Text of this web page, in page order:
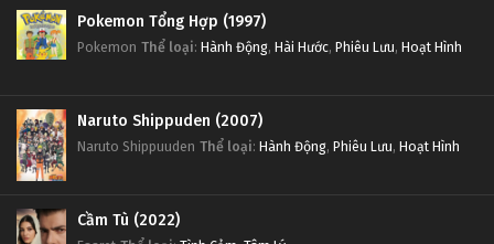
Pokemon Tổng Hợp (1997)
Pokemon Thể loại: Hành Động, Hài Hước, Phiêu Lưu, Hoạt Hình
Naruto Shippuden (2007)
Naruto Shippuuden Thể loại: Hành Động, Phiêu Lưu, Hoạt Hình
Cầm Tù (2022)